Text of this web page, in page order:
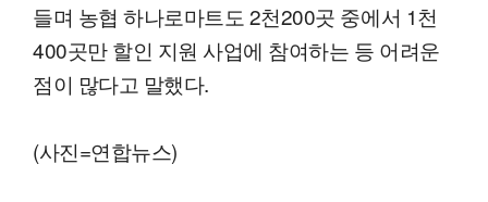
들며 농협 하나로마트도 2천200곳 중에서 1천
400곳만 할인 지원 사업에 참여하는 등 어려운
점이 많다고 말했다.
(사진=연합뉴스)